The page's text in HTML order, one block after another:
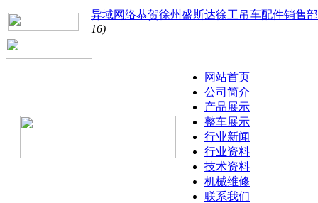
异域网络恭贺徐州盛斯达徐工吊车配件销售
16)
网站首页
公司简介
产品展示
整车展示
行业新闻
行业资料
技术资料
机械维修
联系我们